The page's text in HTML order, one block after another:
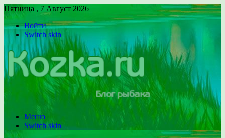
Пятница , 7 Август 2026
Войти
Switch skin
Меню
Switch skin